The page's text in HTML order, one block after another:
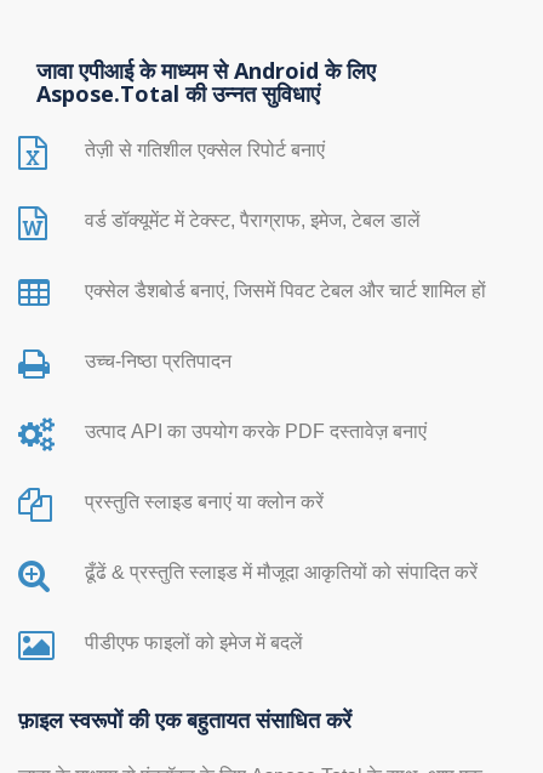
जावा एपीआई के माध्यम से Android के लिए
Aspose.Total की उन्नत सुविधाएं
तेज़ी से गतिशील एक्सेल रिपोर्ट बनाएं
वर्ड डॉक्यूमेंट में टेक्स्ट, पैराग्राफ, इमेज, टेबल डालें
एक्सेल डैशबोर्ड बनाएं, जिसमें पिवट टेबल और चार्ट शामिल हों
उच्च-निष्ठा प्रतिपादन
उत्पाद API का उपयोग करके PDF दस्तावेज़ बनाएं
प्रस्तुति स्लाइड बनाएं या क्लोन करें
ढूँढें & प्रस्तुति स्लाइड में मौजूदा आकृतियों को संपादित करें
पीडीएफ फाइलों को इमेज में बदलें
फ़ाइल स्वरूपों की एक बहुतायत संसाधित करें